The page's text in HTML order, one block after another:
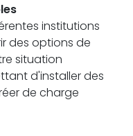
institutions
des options de
situation
d'installer des
de charge